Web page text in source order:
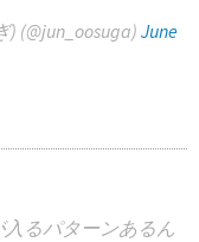
(@jun_oosuga)June
るパターンあるん